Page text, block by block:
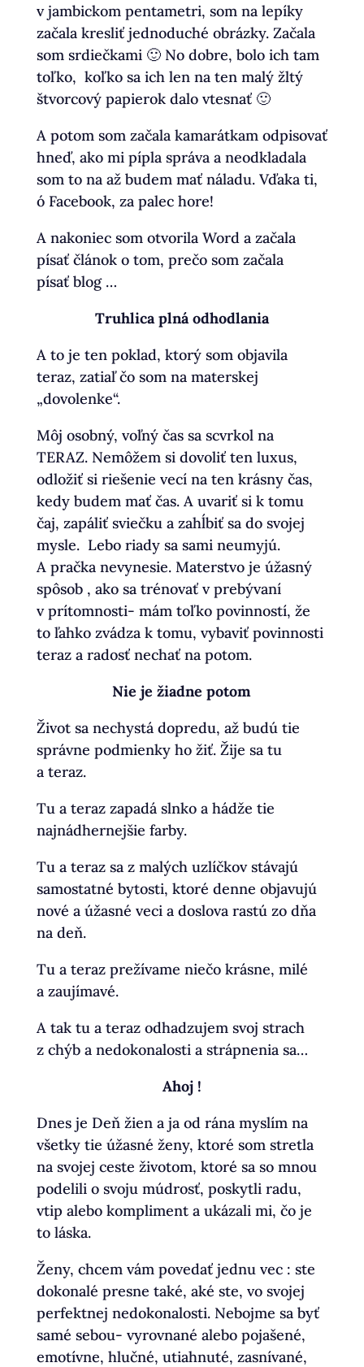
v jambickom pentametri, som na lepíky
začala kresliť jednoduché obrázky. Začala
som srdiečkami 🙂 No dobre, bolo ich tam
toľko, koľko sa ich len na ten malý žltý
štvorcový papierok dalo vtesnať 🙂
A potom som začala kamarátkam odpisovať
hneď, ako mi pípla správa a neodkladala
som to na až budem mať náladu. Vďaka ti,
ó Facebook, za palec hore!
A nakoniec som otvorila Word a začala
písať článok o tom, prečo som začala
písať blog …
Truhlica plná odhodlania
A to je ten poklad, ktorý som objavila
teraz, zatiaľ čo som na materskej
„dovolenke“.
Môj osobný, voľný čas sa scvrkol na
TERAZ. Nemôžem si dovoliť ten luxus,
odložiť si riešenie vecí na ten krásny čas,
kedy budem mať čas. A uvariť si k tomu
čaj, zapáliť sviečku a zahĺbiť sa do svojej
mysle. Lebo riady sa sami neumyjú.
A pračka nevynesie. Materstvo je úžasný
spôsob , ako sa trénovať v prebývaní
v prítomnosti- mám toľko povinností, že
to ľahko zvádza k tomu, vybaviť povinnosti
teraz a radosť nechať na potom.
Nie je žiadne potom
Život sa nechystá dopredu, až budú tie
správne podmienky ho žiť. Žije sa tu
a teraz.
Tu a teraz zapadá slnko a hádže tie
najnádhernejšie farby.
Tu a teraz sa z malých uzlíčkov stávajú
samostatné bytosti, ktoré denne objavujú
nové a úžasné veci a doslova rastú zo dňa
na deň.
Tu a teraz prežívame niečo krásne, milé
a zaujímavé.
A tak tu a teraz odhadzujem svoj strach
z chýb a nedokonalosti a strápnenia sa…
Ahoj !
Dnes je Deň žien a ja od rána myslím na
všetky tie úžasné ženy, ktoré som stretla
na svojej ceste životom, ktoré sa so mnou
podelili o svoju múdrosť, poskytli radu,
vtip alebo kompliment a ukázali mi, čo je
to láska.
Ženy, chcem vám povedať jednu vec : ste
dokonalé presne také, aké ste, vo svojej
perfektnej nedokonalosti. Nebojme sa byť
samé sebou- vyrovnané alebo pojašené,
emotívne, hlučné, utiahnuté, zasnívané,